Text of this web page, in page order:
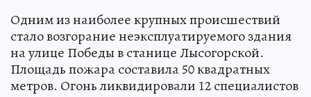
Одним из наиболее крупных происшествий
стало возгорание неэксплуатируемого здания
на улице Победы в станице Лысогорской.
Площадь пожара составила 50 квадратных
метров. Огонь ликвидировали 12 специалистов